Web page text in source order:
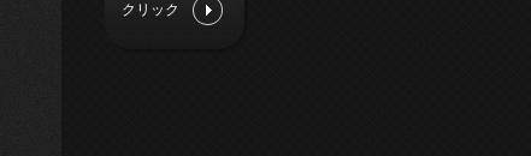
クリック